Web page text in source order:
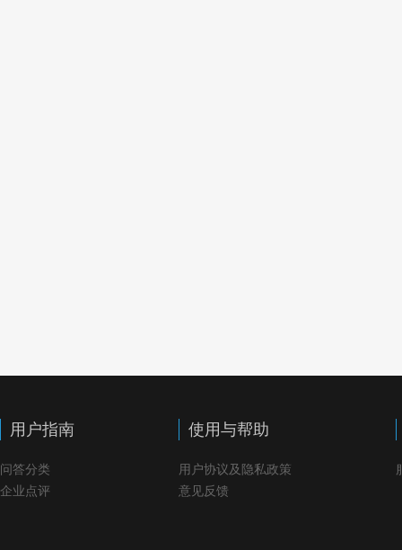
用户指南
问答分类
企业点评
使用与帮助
用户协议及隐私政策
意见反馈